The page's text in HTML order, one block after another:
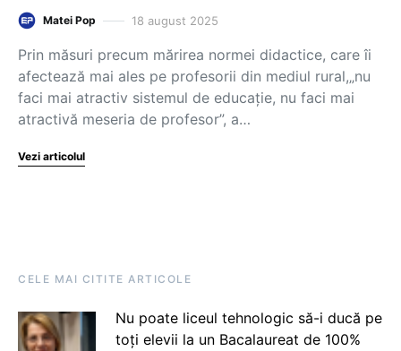
Matei Pop 18 august 2025
Prin măsuri precum mărirea normei didactice, care îi
afectează mai ales pe profesorii din mediul rural,„nu
faci mai atractiv sistemul de educație, nu faci mai
atractivă meseria de profesor”, a…
Vezi articolul
CELE MAI CITITE ARTICOLE
Nu poate liceul tehnologic să-i ducă pe
toți elevii la un Bacalaureat de 100%